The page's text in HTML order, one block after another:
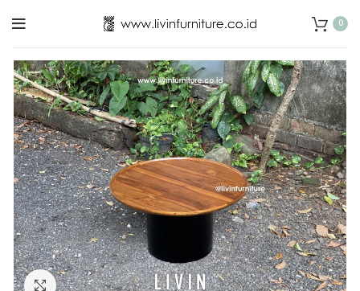
0
Click to enlarge